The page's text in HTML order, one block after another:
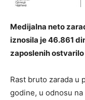
Medijalna neto
iznosila je 46.861
zaposlenih
Rast bruto zarada u
godine, u odnosu